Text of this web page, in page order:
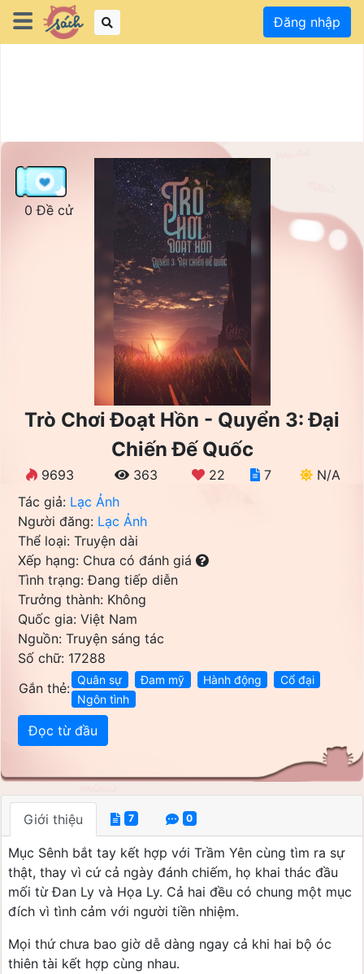
Đăng nhập
0 Đề cử
Trò Chơi Đoạt Hồn - Quyển 3: Đại
Chiến Đế Quốc
9693 363 22 7
N/A
Tác giả: Lạc Ảnh
Người đăng: Lạc Ảnh
Thể loại: Truyện dài
Xếp hạng: Chưa có đánh giá
Tình trạng: Đang tiếp diễn
Trưởng thành: Không
Quốc gia: Việt Nam
Nguồn: Truyện sáng tác
Số chữ: 17288
Gắn thẻ:
Quân sự Đam mỹ Hành động
Cổ đại
Ngôn tình
Đọc từ đầu
Giới thiệu 7 0
Mục Sênh bắt tay kết hợp với Trầm Yên cùng tìm ra sự
thật, thay vì cứ cả ngày đánh chiếm, họ khai thác đầu
mối từ Đan Ly và Họa Ly. Cả hai đều có chung một mục
đích vì tình cảm với người tiền nhiệm.
Mọi thứ chưa bao giờ dễ dàng ngay cả khi hai bộ óc
thiên tài kết hợp cùng nhau.